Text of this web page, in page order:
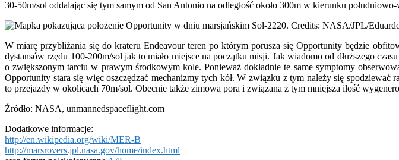
30-50m/sol oddalając się tym samym od San Antonio na odległość około 300m w kierunku
W miarę przybliżania się do krateru Endeavour teren po którym porusza się Opportunity będzie
dystansów rzędu 100-200m/sol jak to miało miejsce na początku misji. Jak wiadomo od dłuższego
o zwiększonym tarciu w prawym środkowym kole. Ponieważ dokładnie te same symptomy
Opportunity stara się więc oszczędzać mechanizmy tych kół. W związku z tym należy się
to przejazdy w okolicach 70m/sol. Obecnie także zimowa pora i związana z tym mniejsza ilość
Źródło: NASA, unmannedspaceflight.com
Dodatkowe informacje:
http://en.wikipedia.org/wiki/MER-B
http://marsrovers.jpl.nasa.gov/home/index.html